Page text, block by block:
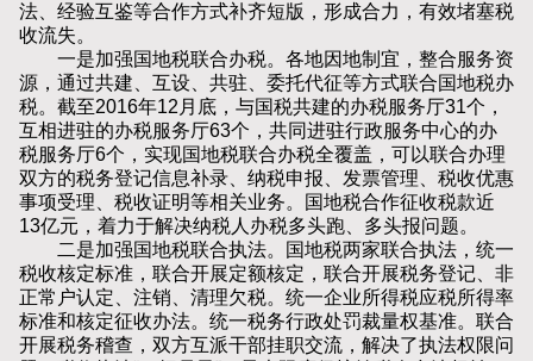
法、经验互鉴等合作方式补齐短版，形成合力，有效堵塞税
收流失。
一是加强国地税联合办税。各地因地制宜，整合服务资
源，通过共建、互设、共驻、委托代征等方式联合国地税办
税。截至2016年12月底，与国税共建的办税服务厅31个，
互相进驻的办税服务厅63个，共同进驻行政服务中心的办
税服务厅6个，实现国地税联合办税全覆盖，可以联合办理
双方的税务登记信息补录、纳税申报、发票管理、税收优惠
事项受理、税收证明等相关业务。国地税合作征收税款近
13亿元，着力于解决纳税人办税多头跑、多头报问题。
二是加强国地税联合执法。国地税两家联合执法，统一
税收核定标准，联合开展定额核定，联合开展税务登记、非
正常户认定、注销、清理欠税。统一企业所得税应税所得率
标准和核定征收办法。统一税务行政处罚裁量权基准。联合
开展税务稽查，双方互派干部挂职交流，解决了执法权限问